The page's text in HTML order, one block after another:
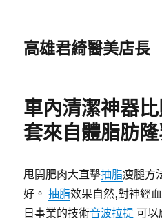
高雄君綺醫美店長
車內清潔神器
套來自體脂肪
甩開肥肉大直擊抽脂瘦腿方
好。抽脂效果自然,對神經
日事業的技術音波拉提 可以